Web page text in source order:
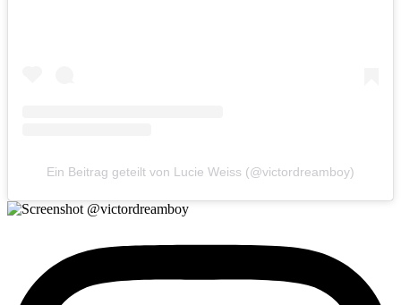
Ein Beitrag geteilt von Lucie Weiss (@victordreamboy)